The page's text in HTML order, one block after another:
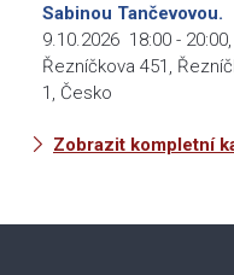
Sabinou Tančevovou.
9.10.2026 18:00 - 20:00
Řezníčkova 451,
1, Česko
Zobrazit kompletní